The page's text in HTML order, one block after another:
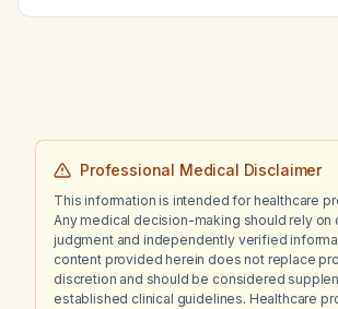
Professional Medical Disclaimer
This information is intended for healthcare
Any medical decision-making should rely on
judgment and independently verified
content provided herein does not replace
discretion and should be considered
established clinical guidelines. Healthcare